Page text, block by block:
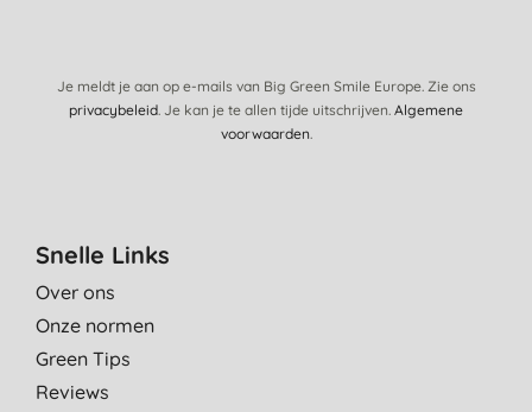
Je meldt je aan op e-mails van Big Green Smile Europe. Zie ons
privacybeleid. Je kan je te allen tijde uitschrijven. Algemene
voorwaarden.
Snelle Links
Over ons
Onze normen
Green Tips
Reviews